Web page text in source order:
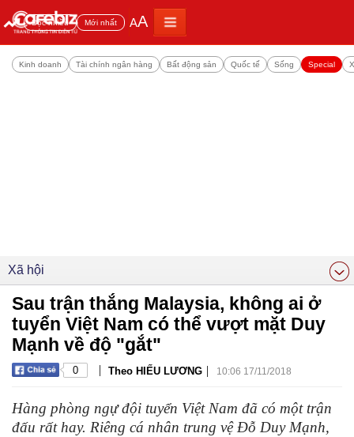
Đọc nhiều Mới nhất AA
Kinh doanh Tài chính ngân hàng Bất động sản Quốc tế Sống Special
Xã hội
Sau trận thắng Malaysia, không ai ở
tuyển Việt Nam có thể vượt mặt Duy
Mạnh về độ "gắt"
0 | Theo HIẾU LƯƠNG | 10:06 17/11/2018
Hàng phòng ngự đội tuyển Việt Nam đã có một trận
đấu rất hay. Riêng cá nhân trung vệ Đỗ Duy Mạnh,